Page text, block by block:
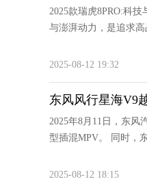
2025款瑞虎8PRO:科
与澎湃动力，是追求
2025-08-12 19:32
东风风行星海V9
2025年8月11日，东风
型插混MPV。 同时，
2025-08-12 18:15